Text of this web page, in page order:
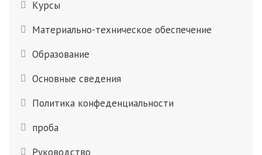
Курсы
Материально-техническое обеспечение
Образование
Основные сведения
Политика конфеденциальности
проба
Руководство